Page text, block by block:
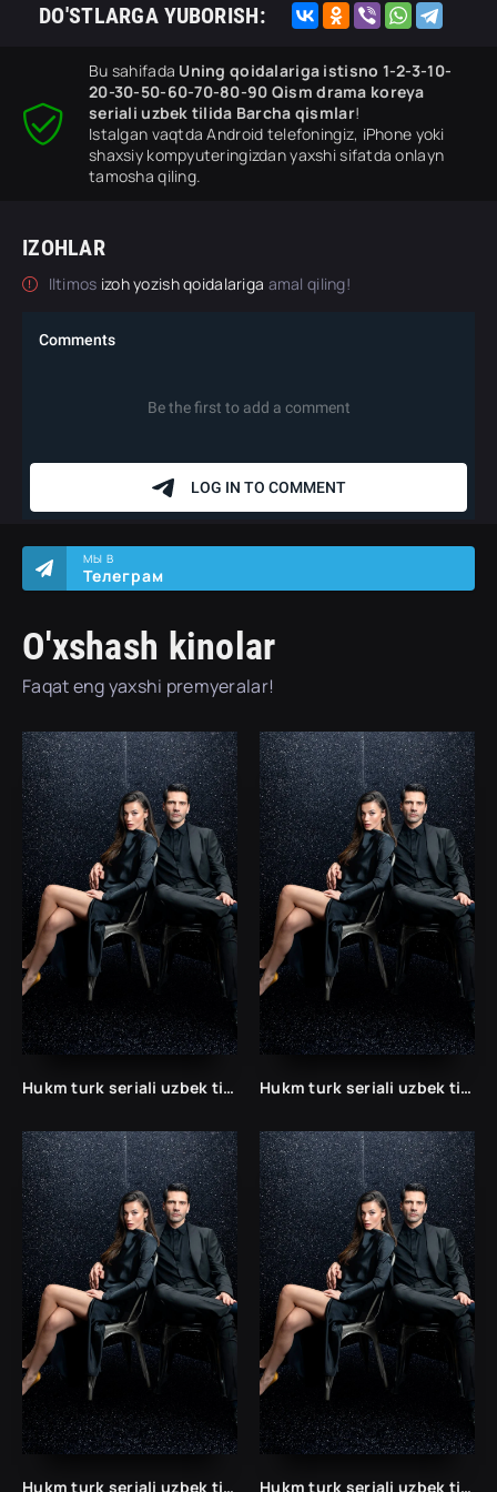
DO'STLARGA YUBORISH:
Bu sahifada Uning qoidalariga istisno 1-2-3-10-
20-30-50-60-70-80-90 Qism drama koreya
seriali uzbek tilida Barcha qismlar!
Istalgan vaqtda Android telefoningiz, iPhone yoki
shaxsiy kompyuteringizdan yaxshi sifatda onlayn
tamosha qiling.
IZOHLAR
Iltimos izoh yozish qoidalariga amal qiling!
O'xshash kinolar
Faqat eng yaxshi premyeralar!
МЫ В
Телеграм
Hukm turk seriali uzbek tilida /Хукм турк сериали ўзбек тилида/ 203. 204. 205. 206. 207. 208. 209. 210. 211. 212. 213. 214. 215 barcha qismlari. Hukm turk seriali uzbek tilida /Хукм турк сериали ўзбек тилида/ 203. 204. 205. 206. 207. 208. 209. 210. 211. 212. 213. 214. 215 barcha qismlari.
Hukm turk seriali uzbek tilida /Хукм турк сериали ўзбек тилида/ 203. 204. 205. 206. 207. 208. 209. 210. 211. 212. 213. 214. 215 barcha qismlari. Hukm turk seriali uzbek tilida /Хукм турк сериали ўзбек тилида/ 203. 204. 205. 206. 207. 208. 209. 210. 211. 212. 213. 214. 215 barcha qismlari.